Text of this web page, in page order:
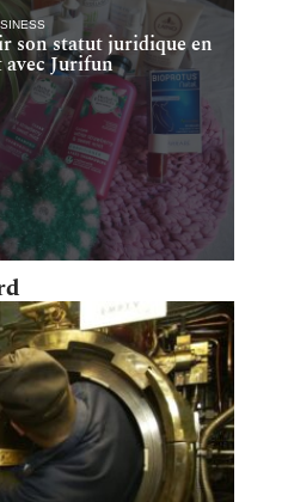
son statut juridique en
avec Jurifun